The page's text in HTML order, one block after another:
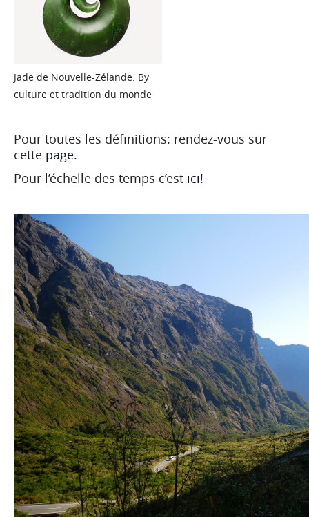
Jade de Nouvelle-Zélande. By
culture et tradition du monde
Pour toutes les définitions: rendez-vous sur
cette page.
Pour l’échelle des temps c’est ici!